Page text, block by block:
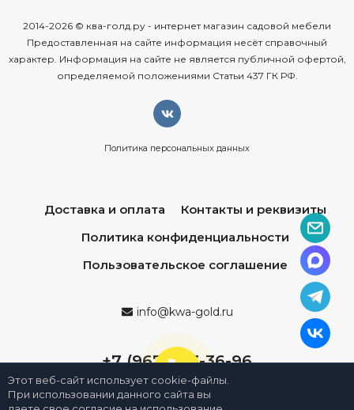
2014-2026 © ква-голд.ру - интернет магазин садовой мебели
Предоставленная на сайте информация несёт справочный
характер. Информация на сайте не является публичной офертой,
определяемой положениями Статьи 437 ГК РФ.
Политика персональных данных
Доставка и оплата
Контакты и реквизиты
Политика конфиденциальности
Пользовательское соглашение
info@kwa-gold.ru
+7 (967) 013-36-96
Этот веб-сайт использует cookie-файлы.
При использовании данного сайта вы